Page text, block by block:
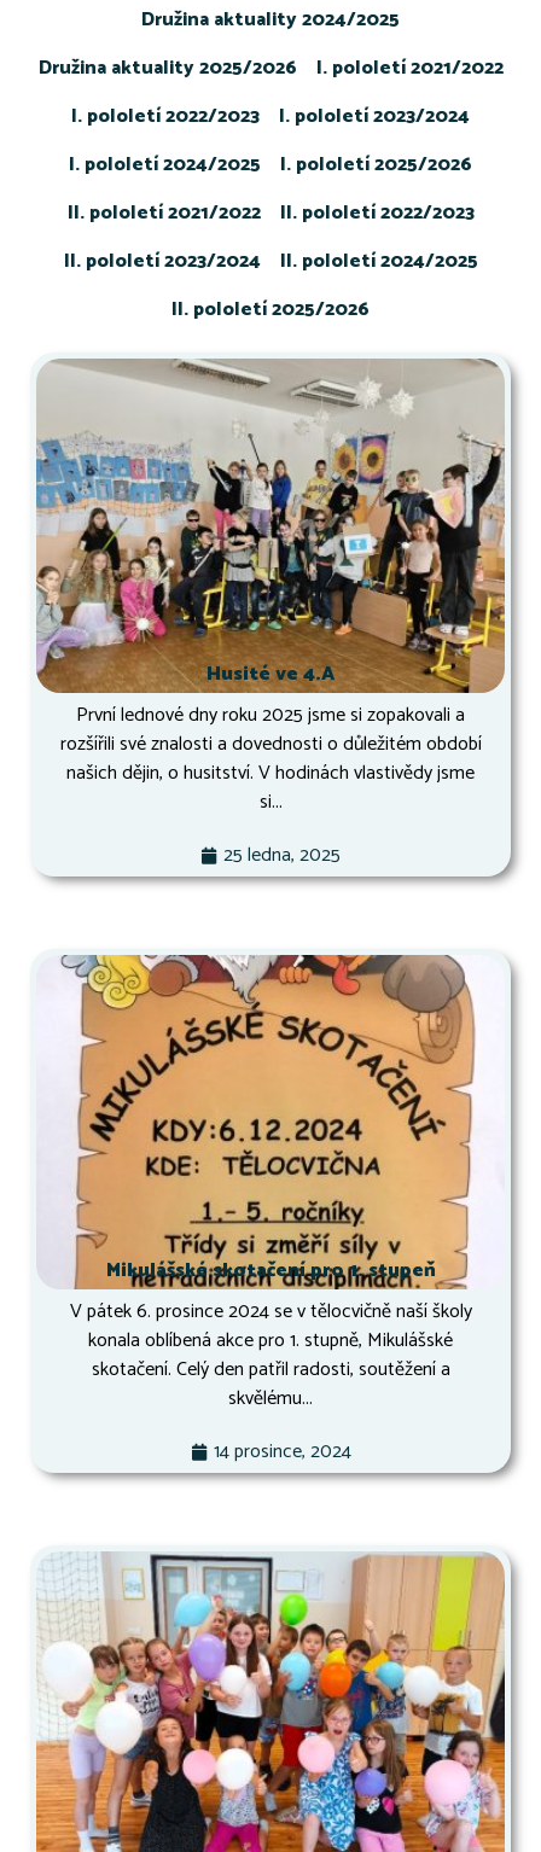
Družina aktuality 2024/2025
Družina aktuality 2025/2026
I. pololetí 2021/2022
I. pololetí 2022/2023
I. pololetí 2023/2024
I. pololetí 2024/2025
I. pololetí 2025/2026
II. pololetí 2021/2022
II. pololetí 2022/2023
II. pololetí 2023/2024
II. pololetí 2024/2025
II. pololetí 2025/2026
Husité ve 4.A
První lednové dny roku 2025 jsme si zopakovali a
rozšířili své znalosti a dovednosti o důležitém období
našich dějin, o husitství. V hodinách vlastivědy jsme
si...
25 ledna, 2025
Mikulášské skotačení pro 1. stupeň
V pátek 6. prosince 2024 se v tělocvičně naší školy
konala oblíbená akce pro 1. stupně, Mikulášské
skotačení. Celý den patřil radosti, soutěžení a
skvělému...
14 prosince, 2024